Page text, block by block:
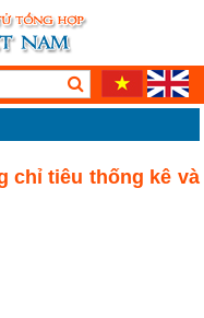
chỉ tiêu thống kê và